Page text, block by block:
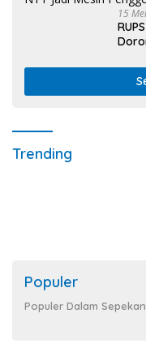
15
Trending
Populer
Populer Dalam Sepekan